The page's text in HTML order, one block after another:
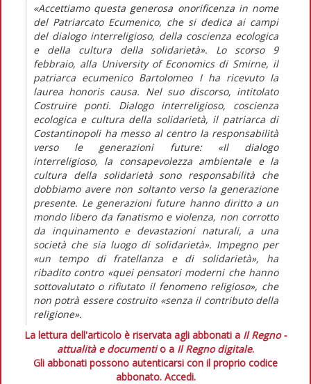
«Accettiamo questa generosa onorificenza in nome
del Patriarcato Ecumenico, che si dedica ai campi
del dialogo interreligioso, della coscienza ecologica
e della cultura della solidarietà». Lo scorso 9
febbraio, alla University of Economics di Smirne, il
patriarca ecumenico Bartolomeo I ha ricevuto la
laurea honoris causa. Nel suo discorso, intitolato
Costruire ponti. Dialogo interreligioso, coscienza
ecologica e cultura della solidarietà, il patriarca di
Costantinopoli ha messo al centro la responsabilità
verso le generazioni future: «Il dialogo
interreligioso, la consapevolezza ambientale e la
cultura della solidarietà sono responsabilità che
dobbiamo avere non soltanto verso la generazione
presente. Le generazioni future hanno diritto a un
mondo libero da fanatismo e violenza, non corrotto
da inquinamento e devastazioni naturali, a una
società che sia luogo di solidarietà». Impegno per
«un tempo di fratellanza e di solidarietà», ha
ribadito contro «quei pensatori moderni che hanno
sottovalutato o rifiutato il fenomeno religioso», che
non potrà essere costruito «senza il contributo della
religione».
La lettura dell'articolo è riservata agli abbonati a Il Regno -
attualità e documentio a Il Regno digitale.
Gli abbonati possono autenticarsi con il proprio codice
abbonato. Accedi.